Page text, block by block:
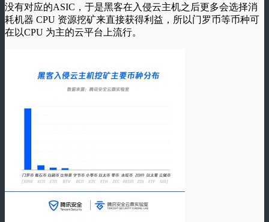
没有对应的ASIC，于是黑客在入侵云主机之后更多会选择消
耗机器 CPU 资源挖矿来直接获得利益，所以门罗币等币种可
在以CPU 为主的云平台上流行。